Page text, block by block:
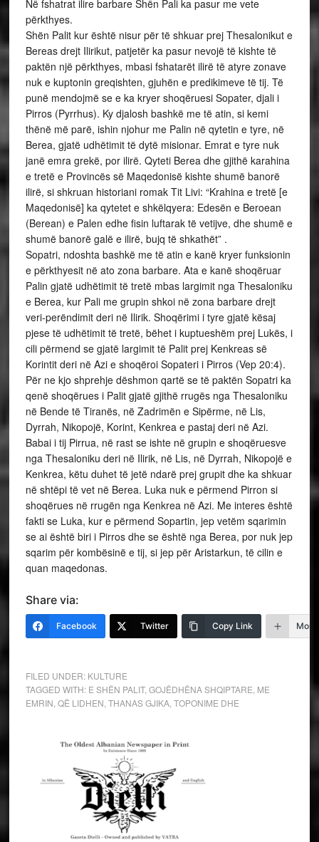
Në fshatrat ilire barbare Shën Pali ka pasur me vete
përkthyes.
Shën Palit kur është nisur për të shkuar prej Thesalonikut e
Bereas drejt Ilirikut, patjetër ka pasur nevojë të kishte të
paktën një përkthyes, mbasi fshatarët ilirë të atyre zonave
nuk e kuptonin greqishten, gjuhën e predikimeve të tij. Të
punë mendojmë se e ka kryer shoqëruesi Sopater, djali i
Pirros (Pyrrhus). Ky djalosh bashkë me të atin, si kemi
thënë më parë, ishin njohur me Palin në qytetin e tyre, në
Berea, gjatë udhëtimit të dytë misionar. Emrat e tyre nuk
janë emra grekë, por ilirë. Qyteti Berea dhe gjithë karahina
e tretë e Provincës së Maqedonisë kishte shumë banorë
ilirë, si shkruan historiani romak Tit Livi: “Krahina e tretë [e
Maqedonisë] ka qytetet e shkëlqyera: Edesën e Beroean
(Berean) e Palen edhe fisin luftarak të vetijve, dhe shumë e
shumë banorë galë e ilirë, bujq të shkathët” .
Sopatri, ndoshta bashkë me të atin e kanë kryer funksionin
e përkthyesit në ato zona barbare. Ata e kanë shoqëruar
Palin gjatë udhëtimit të tretë mbas largimit nga Thesaloniku
e Berea, kur Pali me grupin shkoi në zona barbare drejt
veri-perëndimit deri në Ilirik. Shoqërimi i tyre gjatë kësaj
pjese të udhëtimit të tretë, bëhet i kuptueshëm prej Lukës, i
cili përmend se gjatë largimit të Palit prej Kenkreas së
Korintit deri në Azi e shoqëroi Sopateri i Pirros (Vep 20:4).
Për ne kjo shprehje dëshmon qartë se të paktën Sopatri ka
qenë shoqërues i Palit gjatë gjithë rrugës nga Thesaloniku
në Bende të Tiranës, në Zadrimën e Sipërme, në Lis,
Dyrrah, Nikopojë, Korint, Kenkrea e pastaj deri në Azi.
Babai i tij Pirrua, në rast se ishte në grupin e shoqëruesve
nga Thesaloniku deri në Ilirik, në Lis, në Dyrrah, Nikopojë e
Kenkrea, këtu duhet të jetë ndarë prej grupit dhe ka shkuar
në shtëpi të vet në Berea. Luka nuk e përmend Pirron si
shoqërues në rrugën nga Kenkrea në Azi. Me interes është
fakti se Luka, kur e përmend Sopartin, jep vetëm sqarimin
se ai është biri i Pirros dhe se është nga Berea, por nuk jep
sqarim për kombësinë e tij, si jep për Aristarkun, të cilin e
quan maqedonas.
Share via:
Facebook Twitter Copy Link More
FILED UNDER: KULTURE
TAGGED WITH: E SHËN PALIT, GOJËDHËNA SHQIPTARE ME
EMRIN QË LIDHEN THANAS GJIKA, TOPONIME DHE